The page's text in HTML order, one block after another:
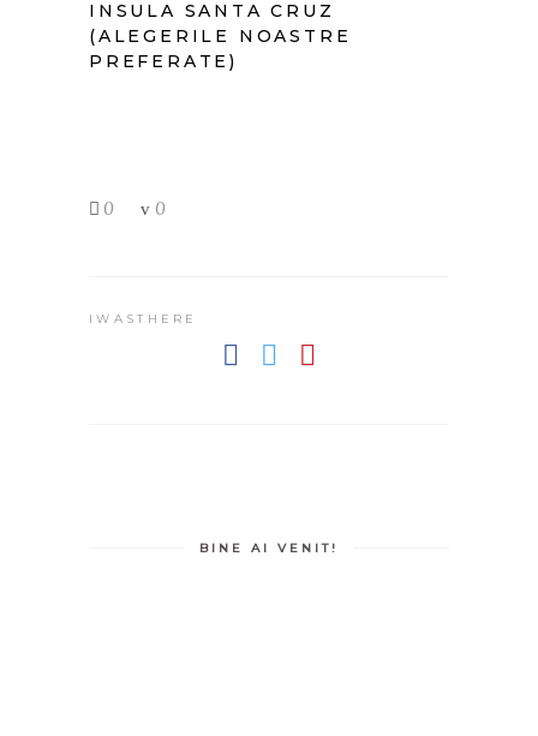
INSULA SANTA CRUZ
(ALEGERILE NOASTRE
PREFERATE)
0 0
IWASTHERE
BINE AI VENIT!